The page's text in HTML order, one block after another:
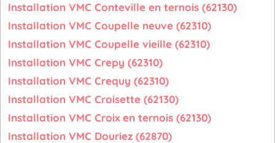
Installation VMC Conteville en ternois (62130)
Installation VMC Coupelle neuve (62310)
Installation VMC Coupelle vieille (62310)
Installation VMC Crepy (62310)
Installation VMC Crequy (62310)
Installation VMC Croisette (62130)
Installation VMC Croix en ternois (62130)
Installation VMC Douriez (62870)